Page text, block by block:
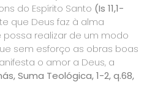
do Espírito Santo (Is 11,1-
que Deus faz à alma
realizar de um modo
sem esforço as obras boas
o amor a Deus, a
Suma Teológica, 1-2, q.68,